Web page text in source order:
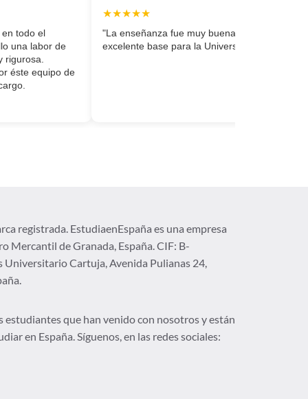
todo el
una labor de
rigurosa.
éste equipo de
★★★★★
"La enseñanza fue muy buena y le dio una
excelente base para la Universidad."
registrada. EstudiaenEspaña es una empresa
Mercantil de Granada, España. CIF: B-
Universitario Cartuja, Avenida Pulianas 24,
estudiantes que han venido con nosotros y están
en España. Síguenos, en las redes sociales: